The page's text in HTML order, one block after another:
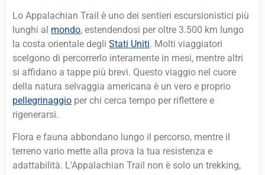
Lo Appalachian Trail è uno dei sentieri escursionistici più
lunghi al mondo, estendendosi per oltre 3.500 km lungo
la costa orientale degliStati Uniti. Molti viaggiatori
scelgono di percorrerlo interamente in mesi, mentre altri
si affidano a tappe più brevi. Questo viaggio nel cuore
della natura selvaggia americana è un vero e proprio
pellegrinaggio per chi cerca tempo per riflettere e
rigenerarsi.
Flora e fauna abbondano lungo il percorso, mentre il
terreno vario mette alla prova la tua resistenza e
adattabilità. L'Appalachian Trail non è solo un trekking,